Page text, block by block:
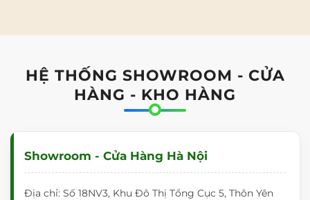
HỆ THỐNG SHOWROOM - CỬA
HÀNG - KHO HÀNG
Showroom - Cửa Hàng Hà Nội
Địa chỉ: Số 18NV3, Khu Đô Thị Tổng Cục 5, Thôn Yên